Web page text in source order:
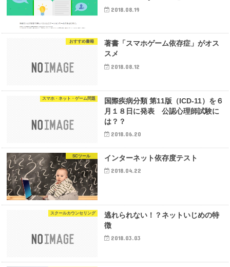
2018.08.19
おすすめ書籍
著書「スマホゲーム依存症」がオス
スメ
2018.08.12
スマホ・ネット・ゲーム問題
国際疾病分類 第11版（ICD-11）を６
月１８日に発表 公認心理師試験に
は？？
2018.06.20
SCツール インターネット依存度テスト
2018.04.22
スクールカウンセリング
逃れられない！？ネットいじめの特
徴
2018.03.03